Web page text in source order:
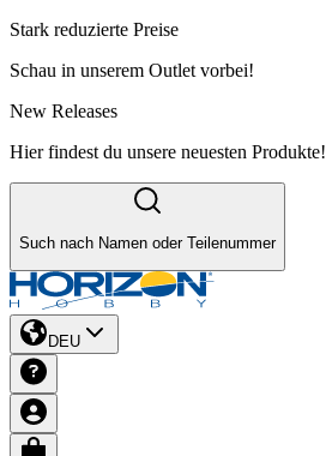
Stark reduzierte Preise
Schau in unserem Outlet vorbei!
New Releases
Hier findest du unsere neuesten Produkte!
Such nach Namen oder Teilenummer
DEU